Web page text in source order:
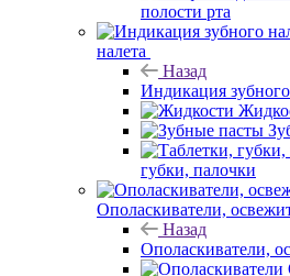
полости рта
налета
Назад
Индикация зубного
губки, палочки
Ополаскиватели,
Назад
Ополаскиватели,